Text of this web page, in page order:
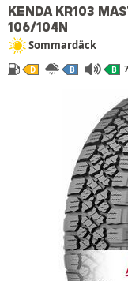
KENDA KR103
106/104N
Sommardäck
D B B